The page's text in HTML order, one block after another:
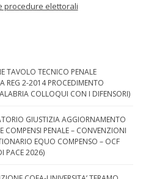
procedure elettorali
TECNICO PENALE
REG 2-2014 PROCEDIMENTO
COLLOQUI CON I DIFENSORI)
GIUSTIZIA AGGIORNAMENTO
PENALE – CONVENZIONI
EQUO COMPENSO – OCF
PACE 2026)